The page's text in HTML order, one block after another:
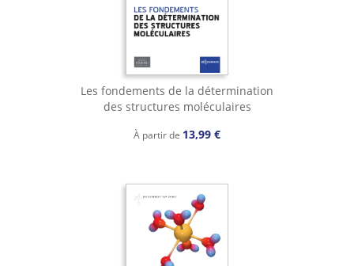
Les fondements de la détermination
des structures moléculaires
À partir de 13,99 €